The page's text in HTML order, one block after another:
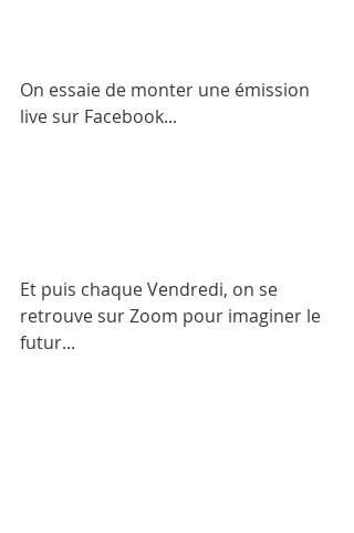
On essaie de monter une émission
live sur Facebook...
Et puis chaque Vendredi, on se
retrouve sur Zoom pour imaginer le
futur...